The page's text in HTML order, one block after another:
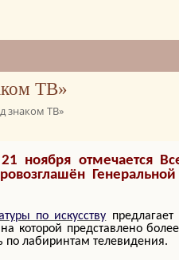
ТВ»
знаком ТВ»
ноября отмечается
по искусству
которой представлено
по лабиринтам телевидения.